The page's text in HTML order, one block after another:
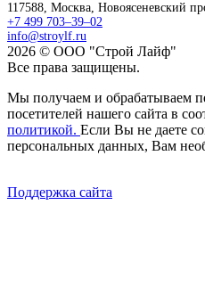
117588, Москва, Новоясеневский
+7 499 703–39–02
info@stroylf.ru
2026 © ООО "Строй Лайф"
Все права защищены.
Мы получаем и обрабатываем
посетителей нашего сайта в
политикой. Если Вы не даете
персональных данных, Вам
Поддержка сайта